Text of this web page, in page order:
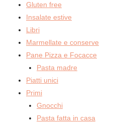
Gluten free
Insalate estive
Libri
Marmellate e conserve
Pane Pizza e Focacce
Pasta madre
Piatti unici
Primi
Gnocchi
Pasta fatta in casa